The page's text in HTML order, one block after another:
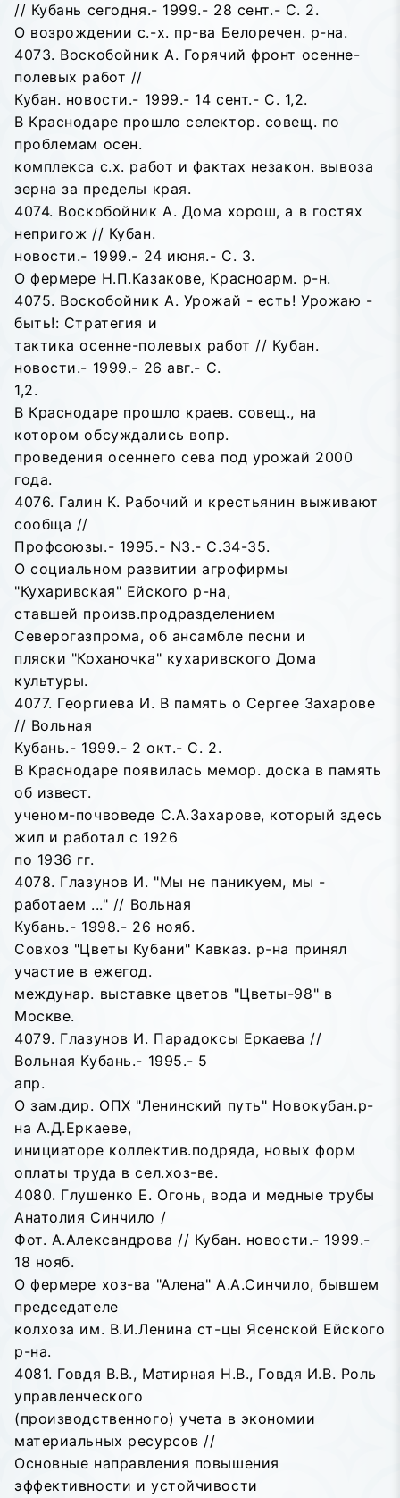
// Кубань сегодня.- 1999.- 28 сент.- С. 2.
О возрождении с.-х. пр-ва Белоречен. р-на.
4073. Воскобойник А. Горячий фронт осенне-
полевых работ //
Кубан. новости.- 1999.- 14 сент.- С. 1,2.
В Краснодаре прошло селектор. совещ. по
проблемам осен.
комплекса с.х. работ и фактах незакон. вывоза
зерна за пределы края.
4074. Воскобойник А. Дома хорош, а в гостях
непригож // Кубан.
новости.- 1999.- 24 июня.- С. 3.
О фермере Н.П.Казакове, Красноарм. р-н.
4075. Воскобойник А. Урожай - есть! Урожаю -
быть!: Стратегия и
тактика осенне-полевых работ // Кубан.
новости.- 1999.- 26 авг.- С.
1,2.
В Краснодаре прошло краев. совещ., на
котором обсуждались вопр.
проведения осеннего сева под урожай 2000
года.
4076. Галин К. Рабочий и крестьянин выживают
сообща //
Профсоюзы.- 1995.- N3.- С.34-35.
О социальном развитии агрофирмы
"Кухаривская" Ейского р-на,
ставшей произв.продразделением
Северогазпрома, об ансамбле песни и
пляски "Коханочка" кухаривского Дома
культуры.
4077. Георгиева И. В память о Сергее Захарове
// Вольная
Кубань.- 1999.- 2 окт.- С. 2.
В Краснодаре появилась мемор. доска в память
об извест.
ученом-почвоведе С.А.Захарове, который здесь
жил и работал с 1926
по 1936 гг.
4078. Глазунов И. "Мы не паникуем, мы -
работаем ..." // Вольная
Кубань.- 1998.- 26 нояб.
Совхоз "Цветы Кубани" Кавказ. р-на принял
участие в ежегод.
междунар. выставке цветов "Цветы-98" в
Москве.
4079. Глазунов И. Парадоксы Еркаева //
Вольная Кубань.- 1995.- 5
апр.
О зам.дир. ОПХ "Ленинский путь" Новокубан.р-
на А.Д.Еркаеве,
инициаторе коллектив.подряда, новых форм
оплаты труда в сел.хоз-ве.
4080. Глушенко Е. Огонь, вода и медные трубы
Анатолия Синчило /
Фот. А.Александрова // Кубан. новости.- 1999.-
18 нояб.
О фермере хоз-ва "Алена" А.А.Синчило, бывшем
председателе
колхоза им. В.И.Ленина ст-цы Ясенской Ейского
р-на.
4081. Говдя В.В., Матирная Н.В., Говдя И.В. Роль
управленческого
(производственного) учета в экономии
материальных ресурсов //
Основные направления повышения
эффективности и устойчивости